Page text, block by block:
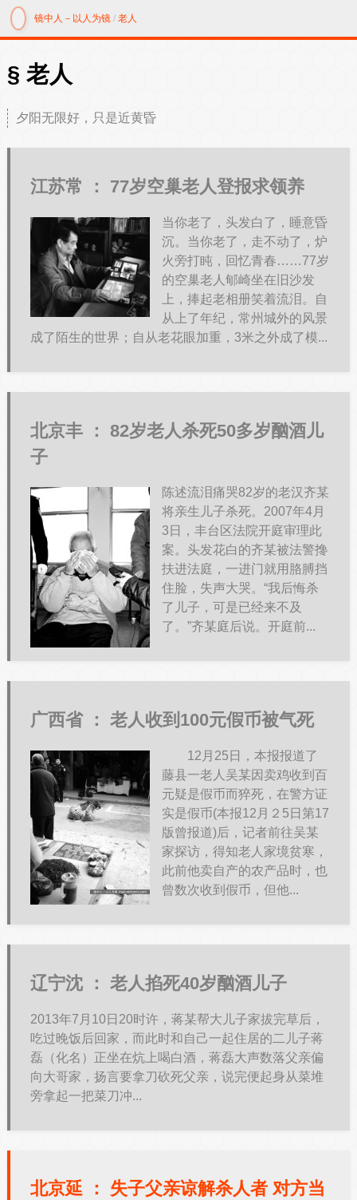
镜中人－以人为镜 /老人
老人
夕阳无限好，只是近黄昏
江苏常 ： 77岁空巢老人登报求领养
当你老了，头发白了，睡意昏
沉。当你老了，走不动了，炉
火旁打盹，回忆青春……77岁
的空巢老人郇崎坐在旧沙发
上，捧起老相册笑着流泪。自
从上了年纪，常州城外的风景
成了陌生的世界；自从老花眼加重，3米之外成了模...
北京丰 ： 82岁老人杀死50多岁酗酒儿
子
陈述流泪痛哭82岁的老汉齐某
将亲生儿子杀死。2007年4月
3日，丰台区法院开庭审理此
案。头发花白的齐某被法警搀
扶进法庭，一进门就用胳膊挡
住脸，失声大哭。“我后悔杀
了儿子，可是已经来不及
了。”齐某庭后说。开庭前...
广西省 ： 老人收到100元假币被气死
12月25日，本报报道了
藤县一老人吴某因卖鸡收到百
元疑是假币而猝死，在警方证
实是假币(本报12月２5日第17
版曾报道)后，记者前往吴某
家探访，得知老人家境贫寒，
此前他卖自产的农产品时，也
曾数次收到假币，但他...
辽宁沈 ： 老人掐死40岁酗酒儿子
2013年7月10日20时许，蒋某帮大儿子家拔完草后，
吃过晚饭后回家，而此时和自己一起住居的二儿子蒋
磊（化名）正坐在炕上喝白酒，蒋磊大声数落父亲偏
向大哥家，扬言要拿刀砍死父亲，说完便起身从菜堆
旁拿起一把菜刀冲...
北京延 ： 失子父亲谅解杀人者 对方当